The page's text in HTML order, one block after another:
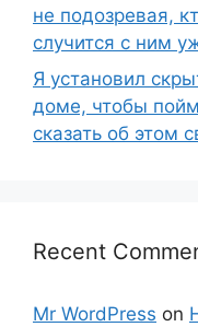
не подозревая,
случится с ним
Я установил
доме, чтобы
сказать об этом
Recent
Mr WordPress on